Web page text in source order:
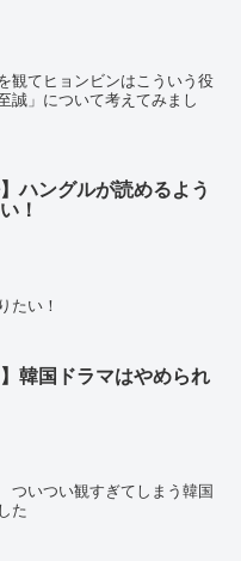
観てヒョンビンはこういう役
誠」について考えてみまし
】ハングルが読めるよう
！
たい！
】韓国ドラマはやめられ
ついつい観すぎてしまう韓国
た